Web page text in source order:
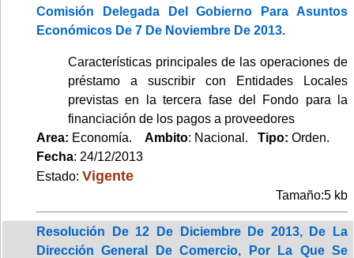
Comisión Delegada Del Gobierno Para Asuntos
Económicos De 7 De Noviembre De 2013.
Características principales de las operaciones de
préstamo a suscribir con Entidades Locales
previstas en la tercera fase del Fondo para la
financiación de los pagos a proveedores
Area: Economía. Ambito: Nacional. Tipo: Orden.
Fecha: 24/12/2013
Estado: Vigente
Tamaño:5 kb
Resolución De 12 De Diciembre De 2013, De La
Dirección General De Comercio, Por La Que Se